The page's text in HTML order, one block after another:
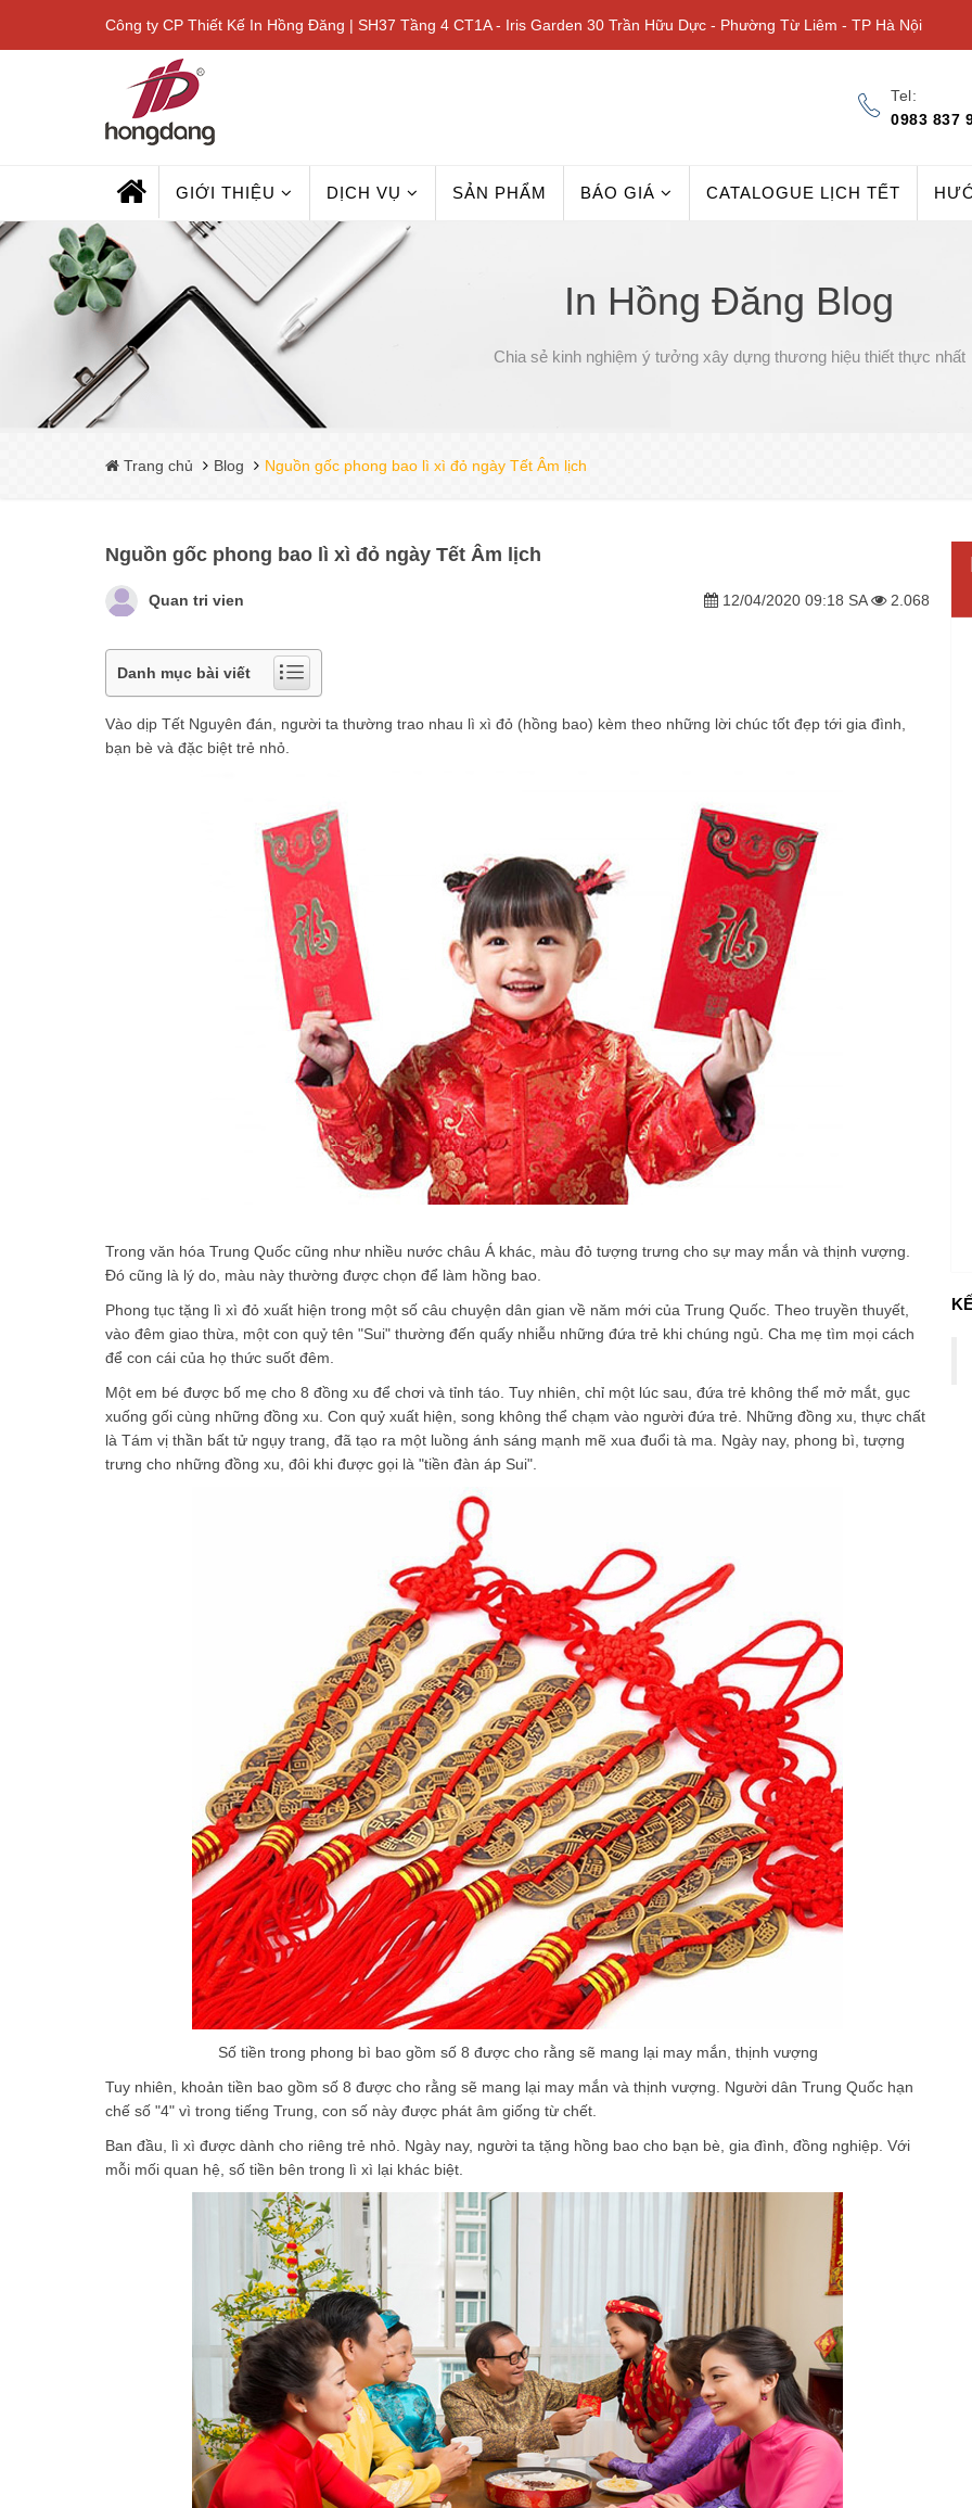
Công ty CP Thiết Kế In Hồng Đăng | SH37 Tầng 4 CT1A - Iris Garden 30 Trần Hữu Dực - Phường Từ Liêm - TP Hà Nội
Tel:
0983 837
GIỚI THIỆU DỊCH VỤ SẢN PHẨM BÁO GIÁ CATALOGUE LỊCH TẾT
In Hồng Đăng Blog
Chia sẻ kinh nghiệm ý tưởng xây dựng thương hiệu thiết thực nhất
Trang chủ Blog Nguồn gốc phong bao lì xì đỏ ngày Tết Âm lịch
Nguồn gốc phong bao lì xì đỏ ngày Tết Âm lịch
Quan tri vien 12/04/2020 09:18 SA 2.068
Danh mục bài viết
Vào dịp Tết Nguyên đán, người ta thường trao nhau lì xì đỏ (hồng bao) kèm theo những lời chúc tốt đẹp tới gia đình,
bạn bè và đặc biệt trẻ nhỏ.
Trong văn hóa Trung Quốc cũng như nhiều nước châu Á khác, màu đỏ tượng trưng cho sự may mắn và thịnh vượng.
Đó cũng là lý do, màu này thường được chọn để làm hồng bao.
Phong tục tặng lì xì đỏ xuất hiện trong một số câu chuyện dân gian về năm mới của Trung Quốc. Theo truyền thuyết,
vào đêm giao thừa, một con quỷ tên "Sui" thường đến quấy nhiễu những đứa trẻ khi chúng ngủ. Cha mẹ tìm mọi cách
để con cái của họ thức suốt đêm.
Một em bé được bố mẹ cho 8 đồng xu để chơi và tỉnh táo. Tuy nhiên, chỉ một lúc sau, đứa trẻ không thể mở mắt, gục
xuống gối cùng những đồng xu. Con quỷ xuất hiện, song không thể chạm vào người đứa trẻ. Những đồng xu, thực chất
là Tám vị thần bất tử ngụy trang, đã tạo ra một luồng ánh sáng mạnh mẽ xua đuổi tà ma. Ngày nay, phong bì , tượng
trưng cho những đồng xu, đôi khi được gọi là "tiền đàn áp Sui".
Số tiền trong phong bì bao gồm số 8 được cho rằng sẽ mang lại may mắn, thịnh vượng
Tuy nhiên, khoản tiền bao gồm số 8 được cho rằng sẽ mang lại may mắn và thịnh vượng. Người dân Trung Quốc hạn
chế số "4" vì trong tiếng Trung, con số này được phát âm giống từ chết.
Ban đầu, lì xì được dành cho riêng trẻ nhỏ. Ngày nay, người ta tặng hồng bao cho bạn bè, gia đình, đồng nghiệp. Với
mỗi mối quan hệ, số tiền bên trong lì xì lại khác biệt.